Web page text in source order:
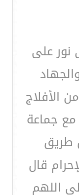
نور على
الأفلاج
جماعة
طريق
قال
اللهم